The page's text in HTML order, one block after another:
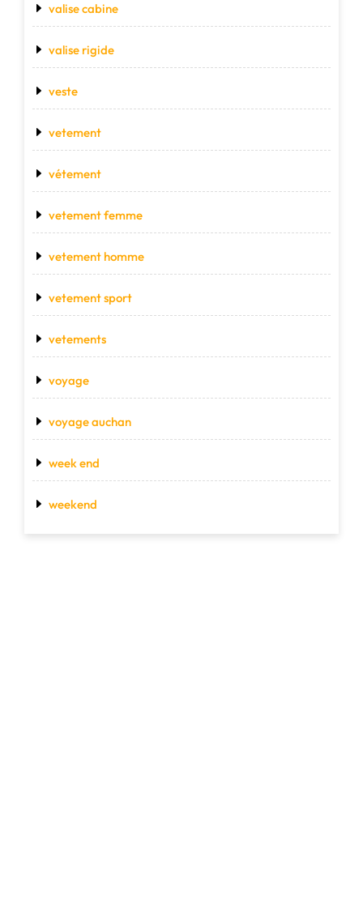
valise cabine
valise rigide
veste
vetement
vétement
vetement femme
vetement homme
vetement sport
vetements
voyage
voyage auchan
week end
weekend